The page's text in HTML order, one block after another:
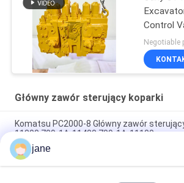
Control
High
Negotiable
Główny zawór sterujący koparki
Komatsu PC2000-8 Główny zawór
11300 709-1A-11400 709-1A-11100
PC160LC-7 PC160-7 Wynęgarka z
Komatsu, 723-57-16100 Główne części
jane